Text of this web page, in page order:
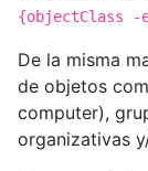
{objectClass -
De la misma
de objetos
computer),
organizativas